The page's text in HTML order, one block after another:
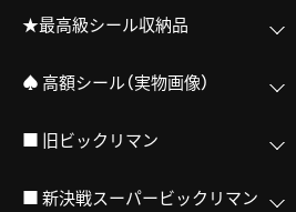
★最高級シール収納品
♠ 高額シール（実物画像）
■ 旧ビックリマン
■ 新決戦スーパービックリマン